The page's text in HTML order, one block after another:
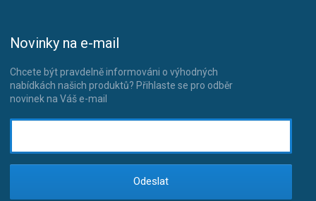
Novinky na e-mail
Chcete být pravdelně informováni o výhodných
nabídkách našich produktů? Přihlaste se pro odběr
novinek na Váš e-mail
Odeslat